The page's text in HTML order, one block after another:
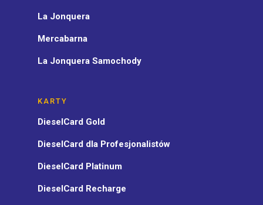
La Jonquera
Mercabarna
La Jonquera Samochody
KARTY
DieselCard Gold
DieselCard dla Profesjonalistów
DieselCard Platinum
DieselCard Recharge